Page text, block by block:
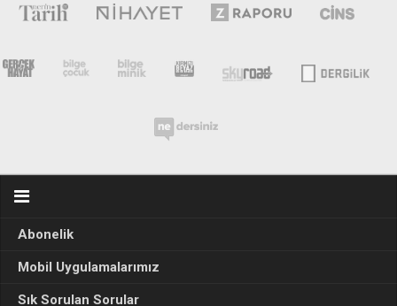
Abonelik
Mobil Uygulamalarımız
Sık Sorulan Sorular